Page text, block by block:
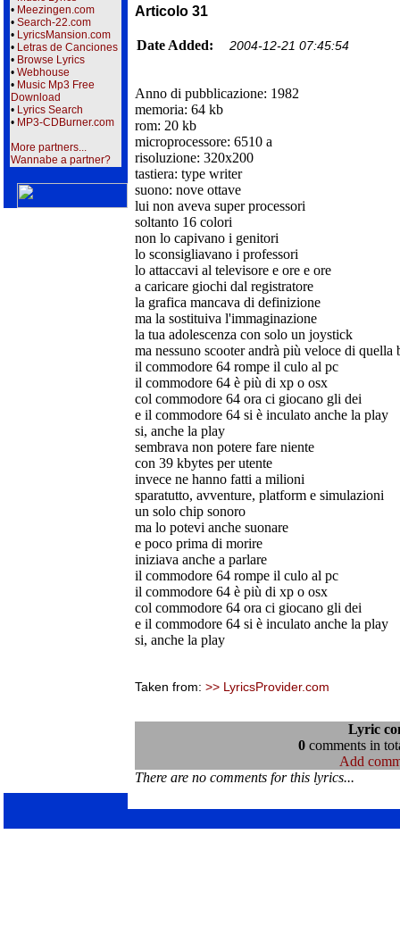
• Meezingen.com
• Search-22.com
• LyricsMansion.com
• Letras de Canciones
• Browse Lyrics
• Webhouse
• Music Mp3 Free
Download
• Lyrics Search
• MP3-CDBurner.com
More partners...
Wannabe a partner?
Articolo 31
Date Added: 2004-12-21 07:45:54
Anno di pubblicazione: 1982
memoria: 64 kb
rom: 20 kb
microprocessore: 6510 a
risoluzione: 320x200
tastiera: type writer
suono: nove ottave
lui non aveva super processori
soltanto 16 colori
non lo capivano i genitori
lo sconsigliavano i professori
lo attaccavi al televisore e ore e ore
a caricare giochi dal registratore
la grafica mancava di definizione
ma la sostituiva l'immaginazione
la tua adolescenza con solo un joystick
ma nessuno scooter andrà più veloce di quella
il commodore 64 rompe il culo al pc
il commodore 64 è più di xp o osx
col commodore 64 ora ci giocano gli dei
e il commodore 64 si è inculato anche la play
si, anche la play
sembrava non potere fare niente
con 39 kbytes per utente
invece ne hanno fatti a milioni
sparatutto, avventure, platform e simulazioni
un solo chip sonoro
ma lo potevi anche suonare
e poco prima di morire
iniziava anche a parlare
il commodore 64 rompe il culo al pc
il commodore 64 è più di xp o osx
col commodore 64 ora ci giocano gli dei
e il commodore 64 si è inculato anche la play
si, anche la play
Taken from: >> LyricsProvider.com
Lyric
0comments in
Add
There are no comments for this lyrics...